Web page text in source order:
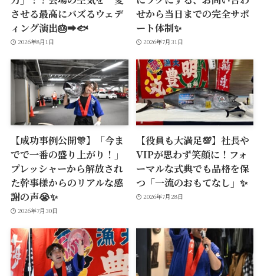
させる最高にバズるウェデ
ィング演出🎂➡️🐟
2026年8月1日
せから当日までの完全サポ
ート体制✨
2026年7月31日
【成功事例公開🎊】「今ま
でで一番の盛り上がり！」
プレッシャーから解放され
た幹事様からのリアルな感
謝の声😭✨
2026年7月30日
【役員も大満足💯】社長や
VIPが思わず笑顔に！フォ
ーマルな式典でも品格を保
つ「一流のおもてなし」✨
2026年7月28日